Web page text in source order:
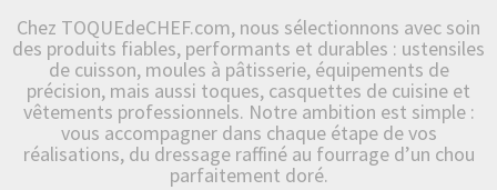
Chez TOQUEdeCHEF.com, nous sélectionnons avec soin
des produits fiables, performants et durables : ustensiles
de cuisson, moules à pâtisserie, équipements de
précision, mais aussi toques, casquettes de cuisine et
vêtements professionnels. Notre ambition est simple :
vous accompagner dans chaque étape de vos
réalisations, du dressage raffiné au fourrage d’un chou
parfaitement doré.